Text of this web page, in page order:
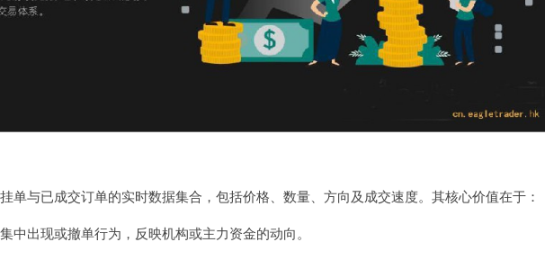
单与已成交订单的实时数据集合，包括价格、数量、方向及成交速度。其核心价值在于：
中出现或撤单行为，反映机构或主力资金的动向。